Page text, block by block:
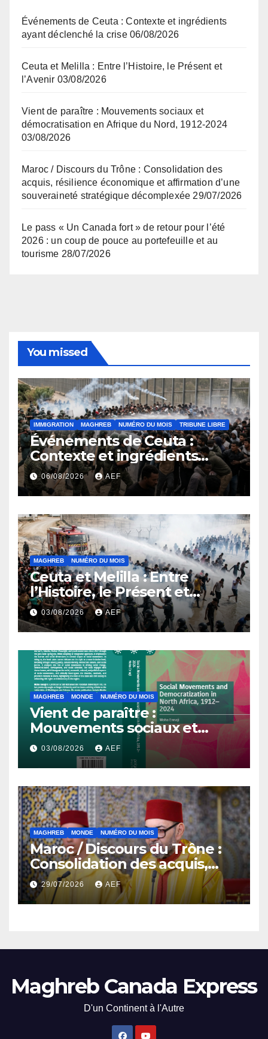
Événements de Ceuta : Contexte et ingrédients
ayant déclenché la crise 06/08/2026
Ceuta et Melilla : Entre l’Histoire, le Présent et
l’Avenir 03/08/2026
Vient de paraître : Mouvements sociaux et
démocratisation en Afrique du Nord, 1912-2024
03/08/2026
Maroc / Discours du Trône : Consolidation des
acquis, résilience économique et affirmation d’une
souveraineté stratégique décomplexée 29/07/2026
Le pass « Un Canada fort » de retour pour l’été
2026 : un coup de pouce au portefeuille et au
tourisme 28/07/2026
You missed
IMMIGRATION MAGHREB NUMÉRO DU MOIS TRIBUNE LIBRE
Événements de Ceuta :
Contexte et ingrédients
ayant déclenché la crise
06/08/2026 AEF
MAGHREB NUMÉRO DU MOIS
Ceuta et Melilla : Entre
l’Histoire, le Présent et
l’Avenir
03/08/2026 AEF
MAGHREB MONDE NUMÉRO DU MOIS
Vient de paraître :
Mouvements sociaux et
démocratisation en Afrique
du Nord, 1912-2024
03/08/2026 AEF
MAGHREB MONDE NUMÉRO DU MOIS
Maroc / Discours du Trône :
Consolidation des acquis,
résilience économique et
affirmation d’une
souveraineté stratégique
29/07/2026 AEF
Maghreb Canada Express
D'un Continent à l'Autre